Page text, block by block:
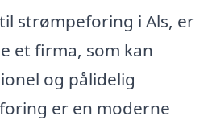
strømpeforing i Als, er
et firma, som kan
og pålidelig
er en moderne